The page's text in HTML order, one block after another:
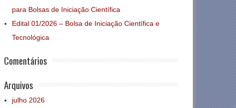
Resultado de seleção de
bolsistas de pós-
graduação
para Bolsas de Iniciação Científica
Edital 01/2026 – Bolsa de Iniciação Científica e
Tecnológica
Comentários
Arquivos
julho 2026